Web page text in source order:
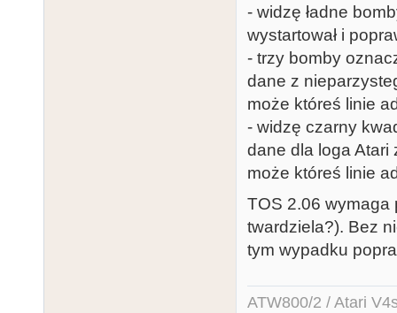
- widzę ładne
wystartował i
- trzy bomby
dane z
może któreś linie
- widzę czarny
dane dla loga Atari
może któreś linie
TOS 2.06 wymaga
twardziela?). Bez
tym wypadku
ATW800/2 / Atari